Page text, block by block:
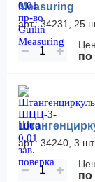
Measuring
арт.: 34231, 25
− + по
арт.: 34240, 3 шт.
− + по